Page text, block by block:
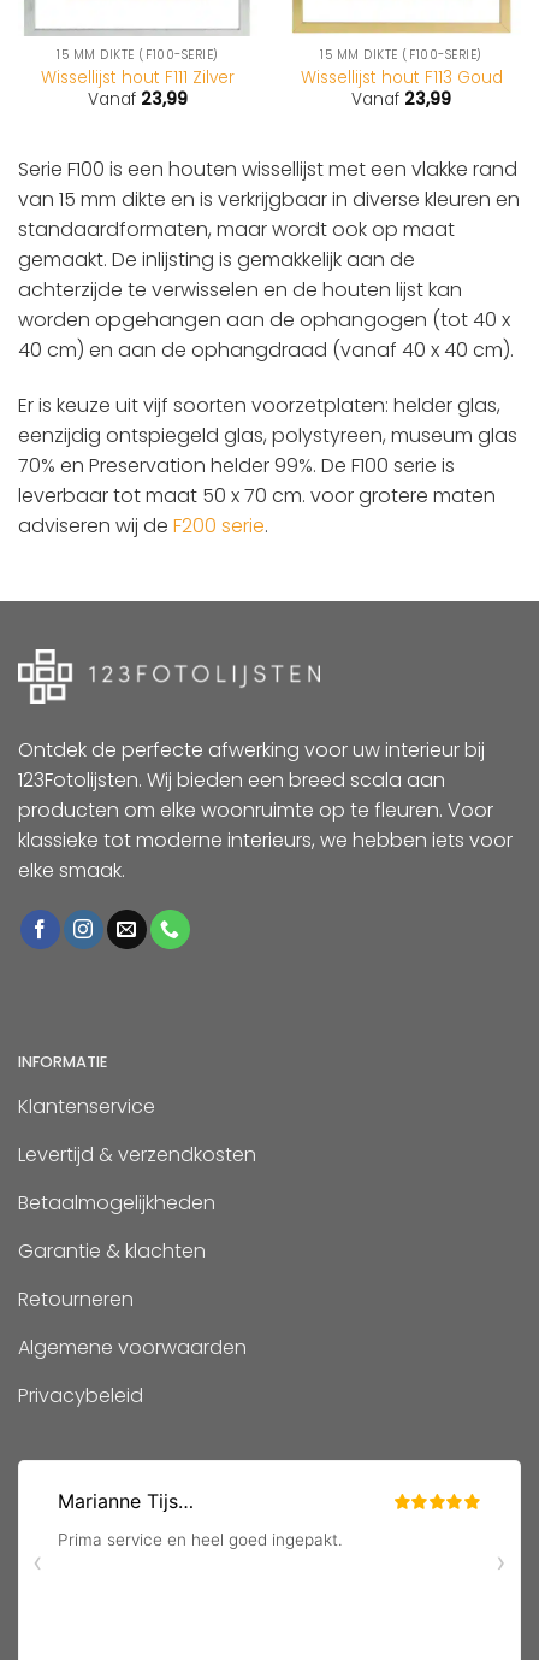
15 MM DIKTE (F100-SERIE)
Wissellijst hout F111 Zilver
Vanaf 23,99
15 MM DIKTE (F100-SERIE)
Wissellijst hout F113 Goud
Vanaf 23,99
Serie F100 is een houten wissellijst met een vlakke rand
van 15 mm dikte en is verkrijgbaar in diverse kleuren en
standaardformaten, maar wordt ook op maat
gemaakt. De inlijsting is gemakkelijk aan de
achterzijde te verwisselen en de houten lijst kan
worden opgehangen aan de ophangogen (tot 40 x
40 cm) en aan de ophangdraad (vanaf 40 x 40 cm).
Er is keuze uit vijf soorten voorzetplaten: helder glas,
eenzijdig ontspiegeld glas, polystyreen, museum glas
70% en Preservation helder 99%. De F100 serie is
leverbaar tot maat 50 x 70 cm. voor grotere maten
adviseren wij de F200 serie.
Ontdek de perfecte afwerking voor uw interieur bij
123Fotolijsten. Wij bieden een breed scala aan
producten om elke woonruimte op te fleuren. Voor
klassieke tot moderne interieurs, we hebben iets voor
elke smaak.
INFORMATIE
Klantenservice
Levertijd & verzendkosten
Betaalmogelijkheden
Garantie & klachten
Retourneren
Algemene voorwaarden
Privacybeleid